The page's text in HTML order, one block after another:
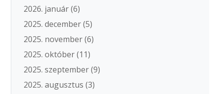
2026. január(6)
2025. december(5)
2025. november(6)
2025. október(11)
2025. szeptember(9)
2025. augusztus (3)